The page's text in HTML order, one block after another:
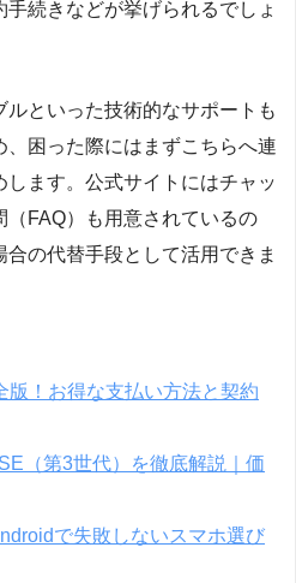
手続きなどが挙げられるでしょ
ルといった技術的なサポートも
、困った際にはまずこちらへ連
ます。公式サイトにはチャッ
（FAQ）も用意されているの
の代替手段として活用できま
！お得な支払い方法と契約
（第3世代）を徹底解説｜価
で失敗しないスマホ選び